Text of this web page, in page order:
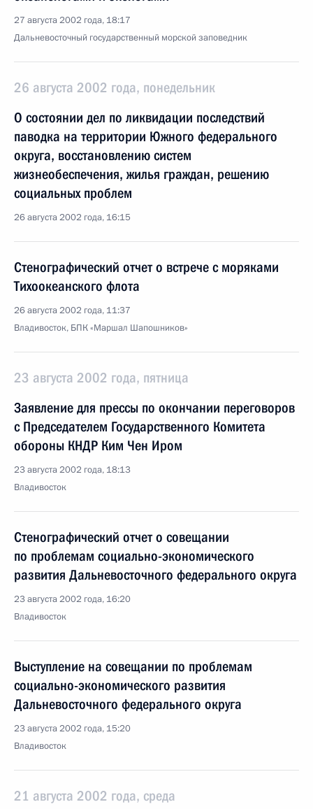
27 августа 2002 года, 18:17
Дальневосточный государственный морской заповедник
26 августа 2002 года, понедельник
О состоянии дел по ликвидации последствий
паводка на территории Южного федерального
округа, восстановлению систем
жизнеобеспечения, жилья граждан, решению
социальных проблем
26 августа 2002 года, 16:15
Стенографический отчет о встрече с моряками
Тихоокеанского флота
26 августа 2002 года, 11:37
Владивосток, БПК «Маршал Шапошников»
23 августа 2002 года, пятница
Заявление для прессы по окончании переговоров
с Председателем Государственного Комитета
обороны КНДР Ким Чен Иром
23 августа 2002 года, 18:13
Владивосток
Стенографический отчет о совещании
по проблемам социально-экономического
развития Дальневосточного федерального округа
23 августа 2002 года, 16:20
Владивосток
Выступление на совещании по проблемам
социально-экономического развития
Дальневосточного федерального округа
23 августа 2002 года, 15:20
Владивосток
21 августа 2002 года, среда